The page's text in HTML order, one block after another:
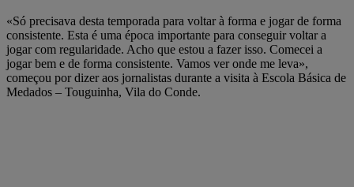
«Só precisava desta temporada para voltar à forma e jogar de forma
consistente. Esta é uma época importante para conseguir voltar a
jogar com regularidade. Acho que estou a fazer isso. Comecei a
jogar bem e de forma consistente. Vamos ver onde me leva»,
começou por dizer aos jornalistas durante a visita à Escola Básica de
Medados – Touguinha, Vila do Conde.